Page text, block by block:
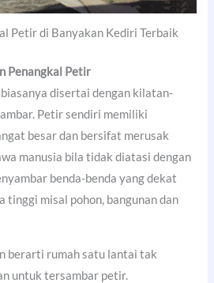
Petir di Banyakan Kediri Terbaik
Penangkal Petir
disertai dengan kilatan-
Petir sendiri memiliki
besar dan bersifat merusak
manusia bila tidak diatasi dengan
benda-benda yang dekat
tinggi misal pohon, bangunan dan
berarti rumah satu lantai tak
untuk tersambar petir.